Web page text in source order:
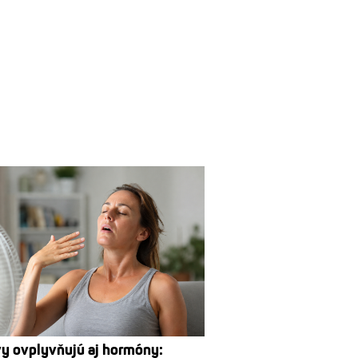
ovplyvňujú aj hormóny: